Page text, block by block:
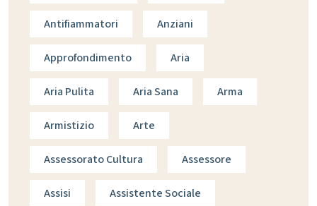
Antifiammatori Anziani
Approfondimento Aria
Aria Pulita Aria Sana Arma
Armistizio Arte
Assessorato Cultura Assessore
Assisi Assistente Sociale